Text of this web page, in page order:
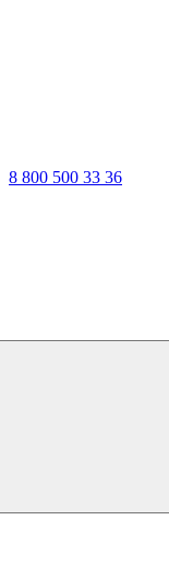
8 800 500 33 36